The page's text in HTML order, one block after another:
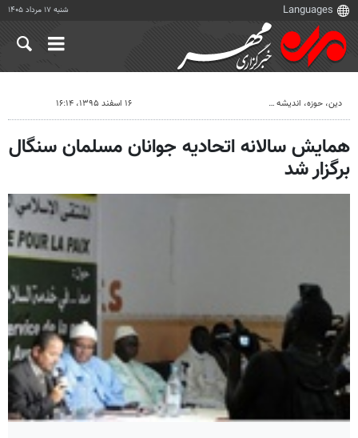
شنبه ۱۷ مرداد ۱۴۰۵
دين، حوزه، انديشه ۱۶ اسفند ۱۳۹۵، ۱۶:۱۴
همایش سالانه اتحادیه جوانان مسلمان سنگال
برگزار شد